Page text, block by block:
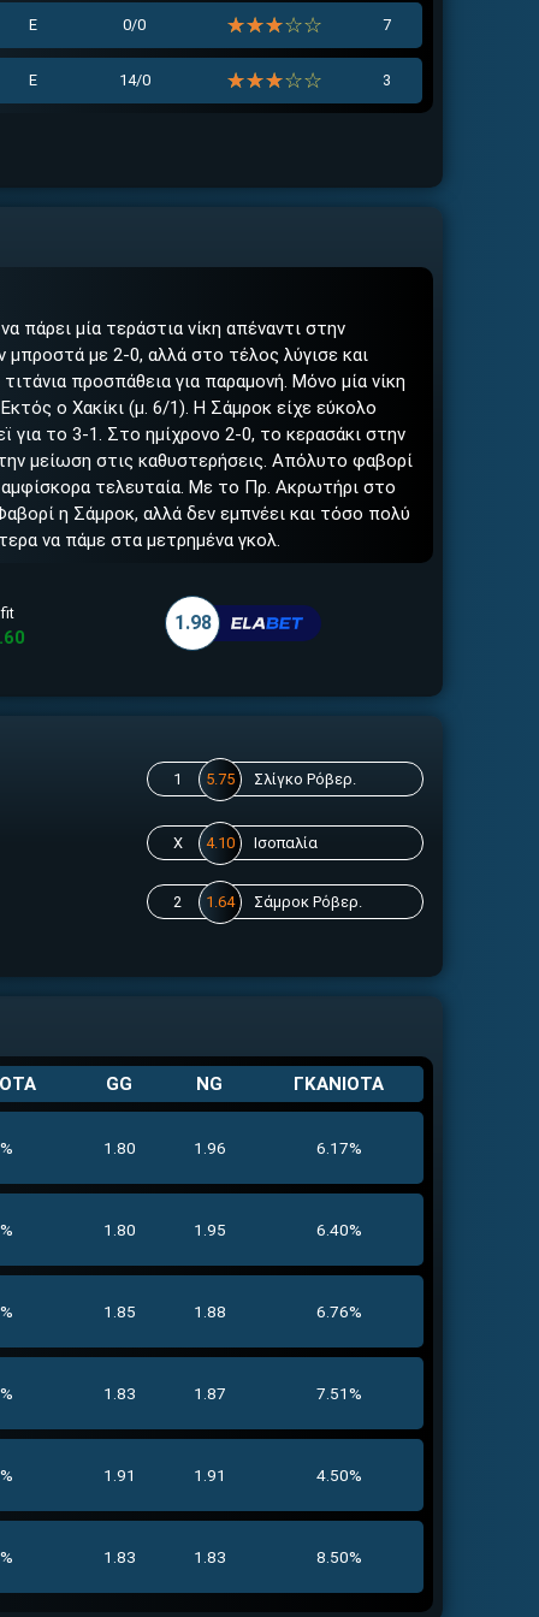
Ε 0/0 ☆☆☆☆☆
★★★★★ 7
Ε 14/0 ☆☆☆☆☆
★★★★★ 3
πάρει μία τεράστια νίκη απέναντι στην
μπροστά με 2-0, αλλά στο τέλος λύγισε και
προσπάθεια για παραμονή. Μόνο μία νίκη
ο Χακίκι (μ. 6/1). Η Σάμροκ είχε εύκολο
για το 3-1. Στο ημίχρονο 2-0, το κερασάκι στην
μείωση στις καθυστερήσεις. Απόλυτο φαβορί
τελευταία. Με το Πρ. Ακρωτήρι στο
η Σάμροκ, αλλά δεν εμπνέει και τόσο πολύ
να πάμε στα μετρημένα γκολ.
1.98
1 5.75 Σλίγκο Ρόβερ.
X 4.10 Ισοπαλία
2 1.64 Σάμροκ Ρόβερ.
GG NG ΓΚΑΝΙΟΤΑ
1.80 1.96 6.17%
1.80 1.95 6.40%
1.85 1.88 6.76%
1.83 1.87 7.51%
1.91 1.91 4.50%
1.83 1.83 8.50%